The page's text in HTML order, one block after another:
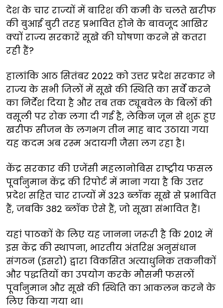
देश के चार राज्यों में बारिश की कमी के चलते खरीफ
की बुआई बुरी तरह प्रभावित होने के बावजूद आखिर
क्यों राज्य सरकारें सूखे की घोषणा करने से कतरा
रही हैं?
हालांकि आठ सितंबर 2022 को उत्तर प्रदेश सरकार ने
राज्य के सभी जिलों में सूखे की स्थिति का सर्वे करने
का निर्देश दिया है और तब तक ट्यूबवेल के बिलों की
वसूली पर रोक लगा दी गई है, लेकिन जून से शुरू हुए
खरीफ सीजन के लगभग तीन माह बाद उठाया गया
यह कदम अब रस्म अदायगी जैसा लग रहा है।
केंद्र सरकार की एजेंसी महलानोबिस राष्ट्रीय फसल
पूर्वानुमान केंद्र की रिपोर्ट में माना गया है कि उत्तर
प्रदेश सहित चार राज्यों में 323 ब्लॉक सूखे से प्रभावित
हैं, जबकि 382 ब्लॉक ऐसे हैं, जो सूखा संभावित हैं।
यहां पाठकों के लिए यह जानना जरूरी है कि 2012 में
इस केंद्र की स्थापना, भारतीय अंतरिक्ष अनुसंधान
संगठन (इसरो) द्वारा विकसित अत्याधुनिक तकनीकों
और पद्धतियों का उपयोग करके मौसमी फसलों
पूर्वानुमान और सूखे की स्थिति का आकलन करने के
लिए किया गया था।